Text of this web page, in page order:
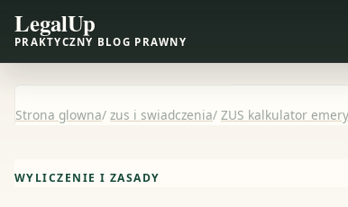
LegalUp
PRAKTYCZNY BLOG PRAWNY
Strona glowna/ zus i swiadczenia/ ZUS kalkulator
WYLICZENIE I ZASADY